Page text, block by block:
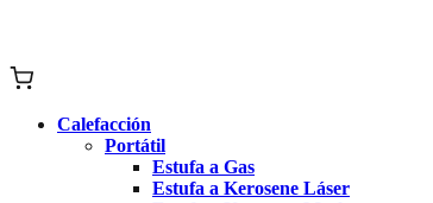
Calefacción
Portátil
Estufa a Gas
Estufa a Kerosene Láser